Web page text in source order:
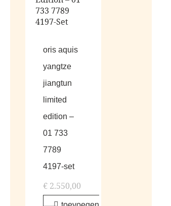
oris aquis
yangtze
jiangtun
limited
edition –
01 733
7789
4197-set
€2.550,00